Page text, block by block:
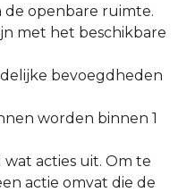
de openbare ruimte.
met het beschikbare
bevoegdheden
worden binnen 1
acties uit. Om te
actie omvat die de